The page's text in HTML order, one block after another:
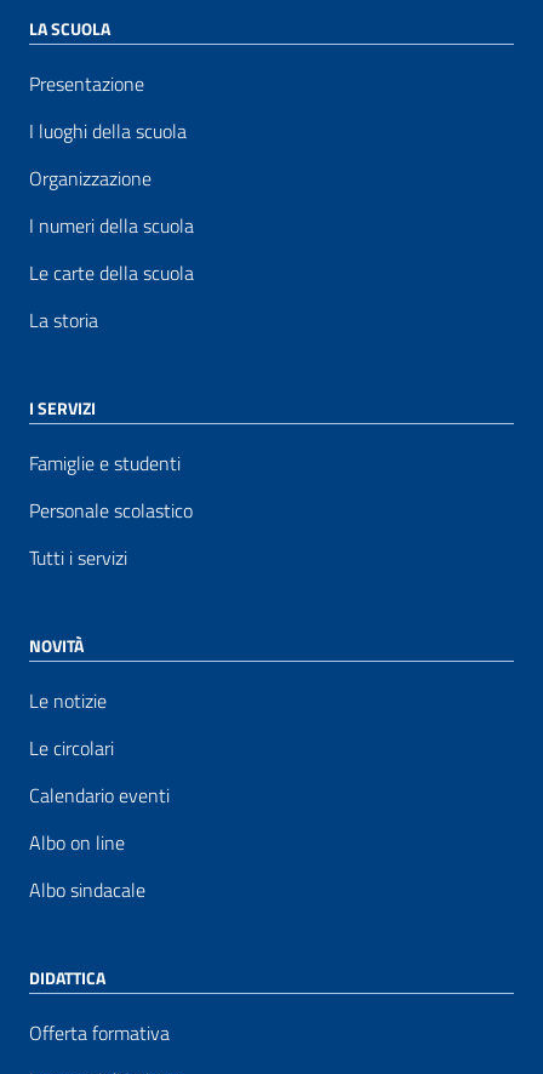
LA SCUOLA
Presentazione
I luoghi della scuola
Organizzazione
I numeri della scuola
Le carte della scuola
La storia
I SERVIZI
Famiglie e studenti
Personale scolastico
Tutti i servizi
NOVITÀ
Le notizie
Le circolari
Calendario eventi
Albo on line
Albo sindacale
DIDATTICA
Offerta formativa